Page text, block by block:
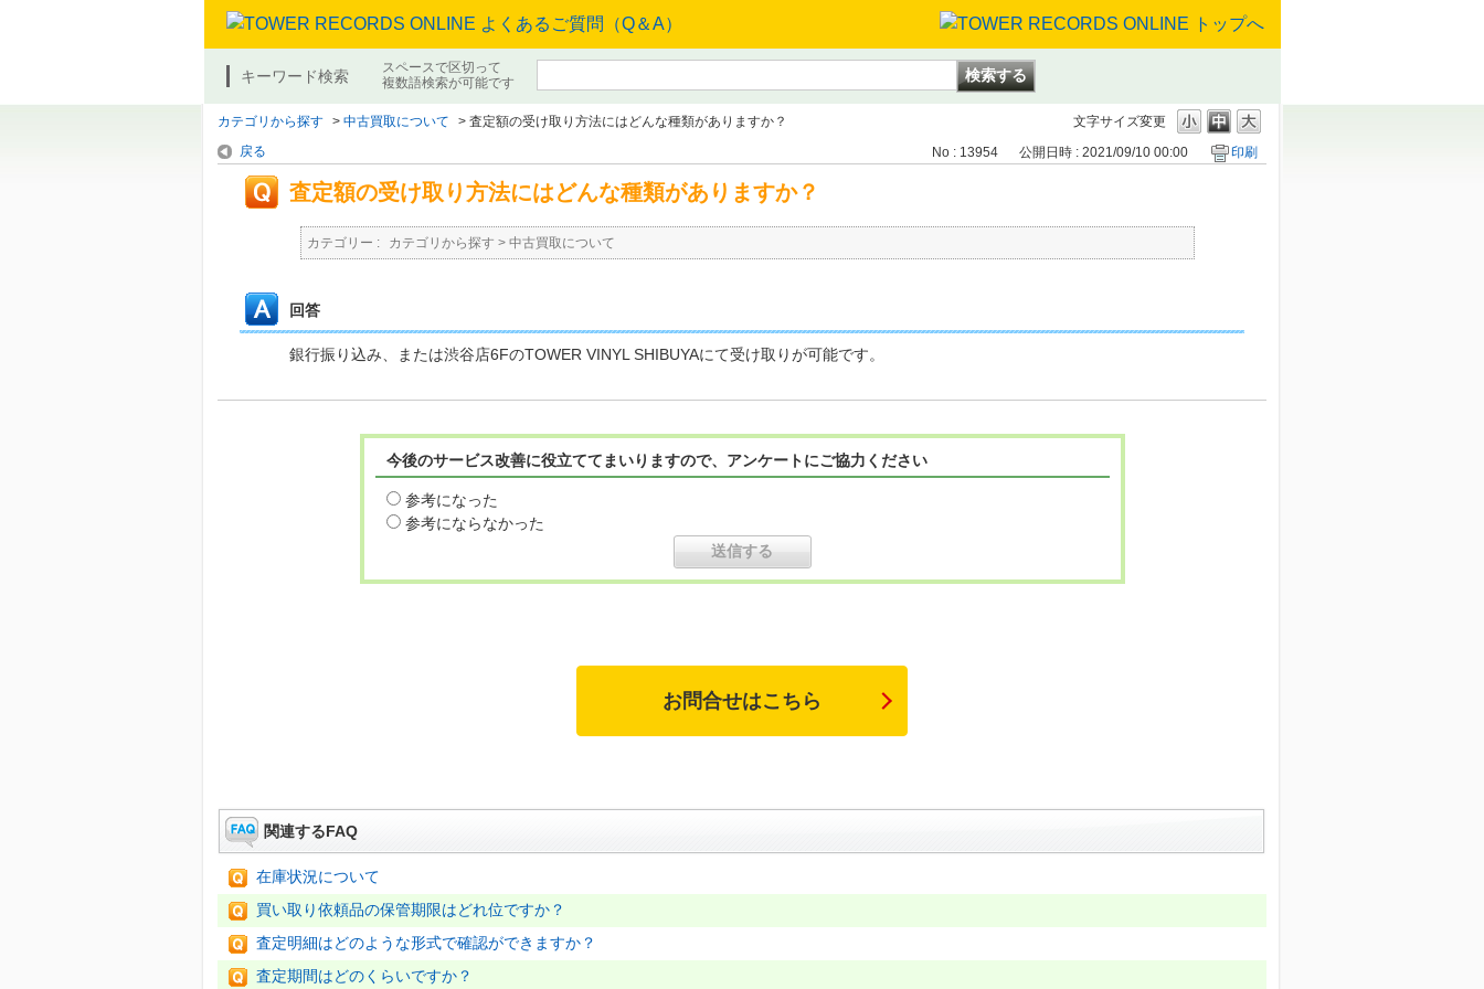
キーワード検索
スペースで区切って
複数語検索が可能です
文字サイズ変更
カテゴリから探す > 中古買取について > 査定額の受け取り方法にはどんな種類がありますか？
戻る
No : 13954 公開日時 : 2021/09/10 00:00 印刷
査定額の受け取り方法にはどんな種類がありますか？
カテゴリー : カテゴリから探す > 中古買取について
回答
銀行振り込み、または渋谷店6FのTOWER VINYL SHIBUYAにて受け取りが可能です。
今後のサービス改善に役立ててまいりますので、アンケートにご協力ください
参考になった
参考にならなかった
お問合せはこちら
関連するFAQ
在庫状況について
買い取り依頼品の保管期限はどれ位ですか？
査定明細はどのような形式で確認ができますか？
査定期間はどのくらいですか？